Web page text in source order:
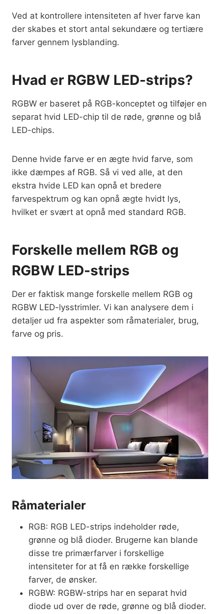
Ved at kontrollere intensiteten af hver farve kan
der skabes et stort antal sekundære og tertiære
farver gennem lysblanding.
Hvad er RGBW LED-strips?
RGBW er baseret på RGB-konceptet og tilføjer en
separat hvid LED-chip til de røde, grønne og blå
LED-chips.
Denne hvide farve er en ægte hvid farve, som
ikke dæmpes af RGB. Så vi ved alle, at den
ekstra hvide LED kan opnå et bredere
farvespektrum og kan opnå ægte hvidt lys,
hvilket er svært at opnå med standard RGB.
Forskelle mellem RGB og
RGBW LED-strips
Der er faktisk mange forskelle mellem RGB og
RGBW LED-lysstrimler. Vi kan analysere dem i
detaljer ud fra aspekter som råmaterialer, brug,
farve og pris.
Råmaterialer
RGB: RGB LED-strips indeholder røde,
grønne og blå dioder. Brugerne kan blande
disse tre primærfarver i forskellige
intensiteter for at få en række forskellige
farver, de ønsker.
RGBW: RGBW-strips har en separat hvid
diode ud over de røde, grønne og blå dioder.